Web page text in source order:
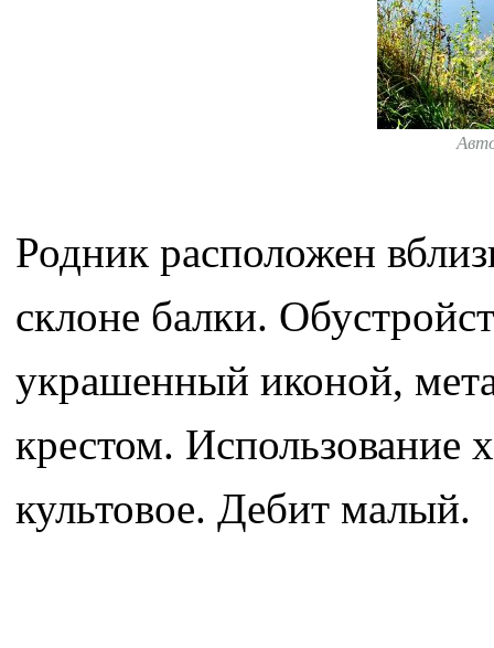
Родник расположен
склоне балки.
украшенный иконой,
крестом. Использование
культовое. Дебит малый.